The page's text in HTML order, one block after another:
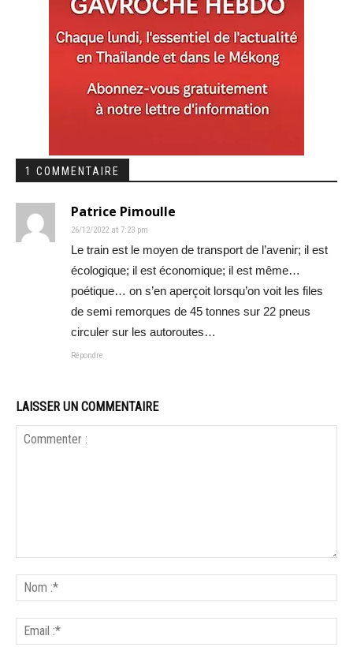
1 COMMENTAIRE
Patrice Pimoulle
26/12/2022 at 7:23 pm
Le train est le moyen de transport de l’avenir; il est
écologique; il est économique; il est même…
poétique… on s’en aperçoit lorsqu’on voit les files
de semi remorques de 45 tonnes sur 22 pneus
circuler sur les autoroutes…
Répondre
LAISSER UN COMMENTAIRE